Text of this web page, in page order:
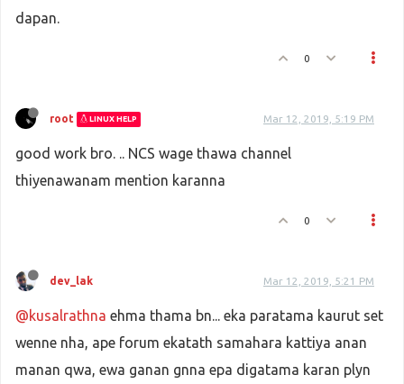
dapan.
0
root LINUX HELP Mar 12, 2019, 5:19 PM
good work bro. .. NCS wage thawa channel
thiyenawanam mention karanna
0
dev_lak Mar 12, 2019, 5:21 PM
@kusalrathna ehma thama bn... eka paratama kaurut set
wenne nha, ape forum ekatath samahara kattiya anan
manan qwa, ewa ganan gnna epa digatama karan plyn